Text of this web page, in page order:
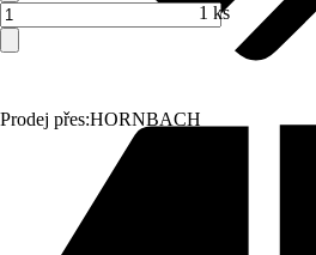
Prodej přes:HORNBACH
1 ks